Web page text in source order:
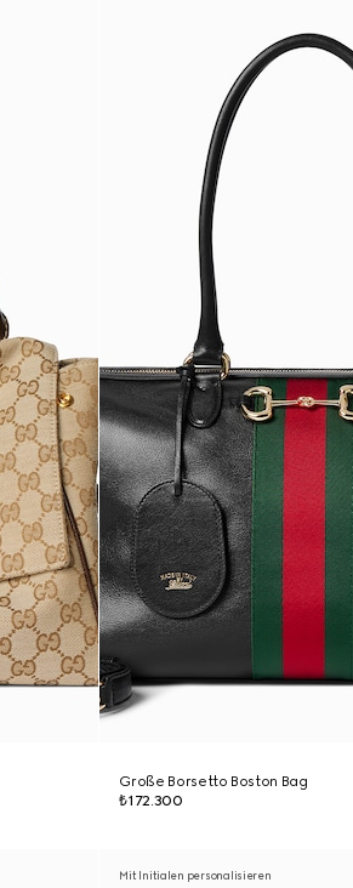
Große Borsetto Boston Bag
₺172.300
Mit Initialen personalisieren